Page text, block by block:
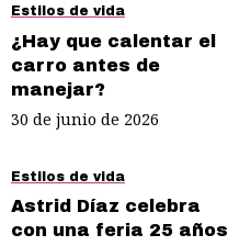
Estilos de vida
¿Hay que calentar el
carro antes de
manejar?
30 de junio de 2026
Estilos de vida
Astrid Díaz celebra
con una feria 25 años